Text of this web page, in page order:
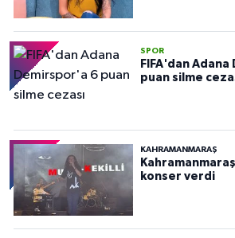
SPOR
FIFA'dan
puan silme
KAHRAMANMARAŞ
konser verdi